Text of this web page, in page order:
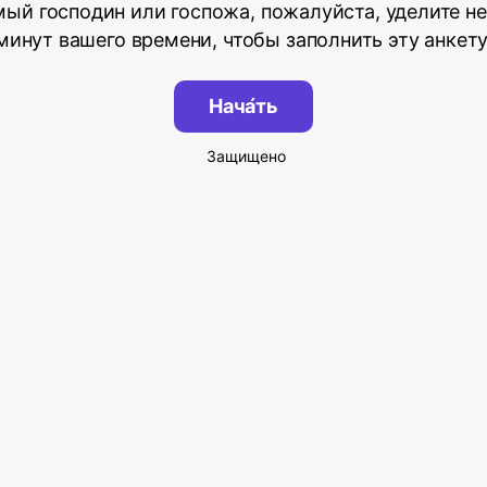
господин или госпожа, пожалуйста, уделите
вашего времени, чтобы заполнить эту
Нача́ть
Защищено